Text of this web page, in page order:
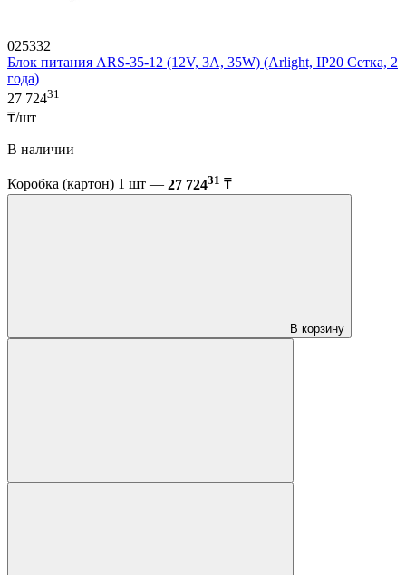
025332
Блок питания ARS-35-12 (12V, 3A, 35W) (Arlight, IP20 Сетка, 2
года)
27 72431
₸/шт
В наличии
Коробка (картон) 1 шт — 27 72431 ₸
В корзину